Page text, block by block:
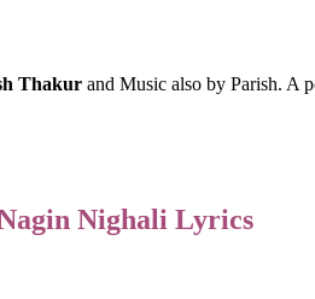
Thakur and Music also by Parish. A
Nighali Lyrics